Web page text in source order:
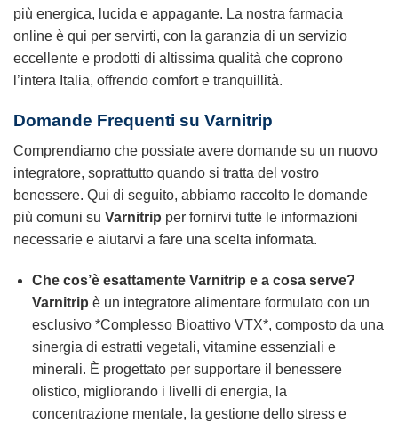
più energica, lucida e appagante. La nostra farmacia
online è qui per servirti, con la garanzia di un servizio
eccellente e prodotti di altissima qualità che coprono
l’intera Italia, offrendo comfort e tranquillità.
Domande Frequenti su Varnitrip
Comprendiamo che possiate avere domande su un nuovo
integratore, soprattutto quando si tratta del vostro
benessere. Qui di seguito, abbiamo raccolto le domande
più comuni su Varnitrip per fornirvi tutte le informazioni
necessarie e aiutarvi a fare una scelta informata.
Che cos’è esattamente Varnitrip e a cosa serve?
Varnitrip è un integratore alimentare formulato con un
esclusivo *Complesso Bioattivo VTX*, composto da una
sinergia di estratti vegetali, vitamine essenziali e
minerali. È progettato per supportare il benessere
olistico, migliorando i livelli di energia, la
concentrazione mentale, la gestione dello stress e